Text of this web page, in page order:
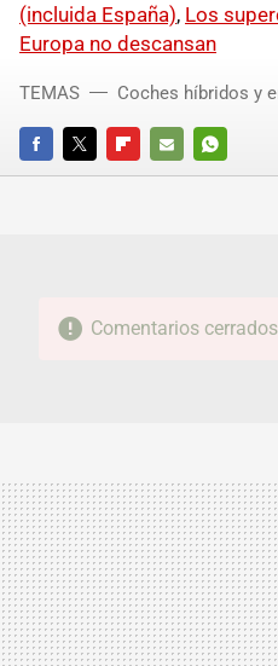
(incluida España), Los
Europa no descansan
FACEBOOKTWITTERFLIPBOARD
E-
WHATSAPP
TEMAS Coches híbridos y
Comentarios cerrados